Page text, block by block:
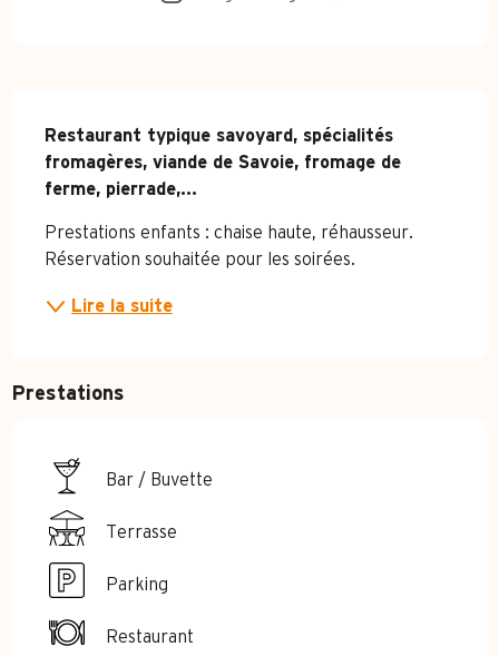
Description
Restaurant typique savoyard, spécialités
fromagères, viande de Savoie, fromage de
ferme, pierrade,...
Prestations enfants : chaise haute, réhausseur.
Réservation souhaitée pour les soirées.
Lire la suite
Prestations
Bar / Buvette
Terrasse
Parking
Restaurant